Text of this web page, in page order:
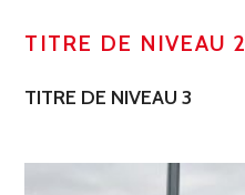
TITRE DE NIVEAU 2
TITRE DE NIVEAU 3